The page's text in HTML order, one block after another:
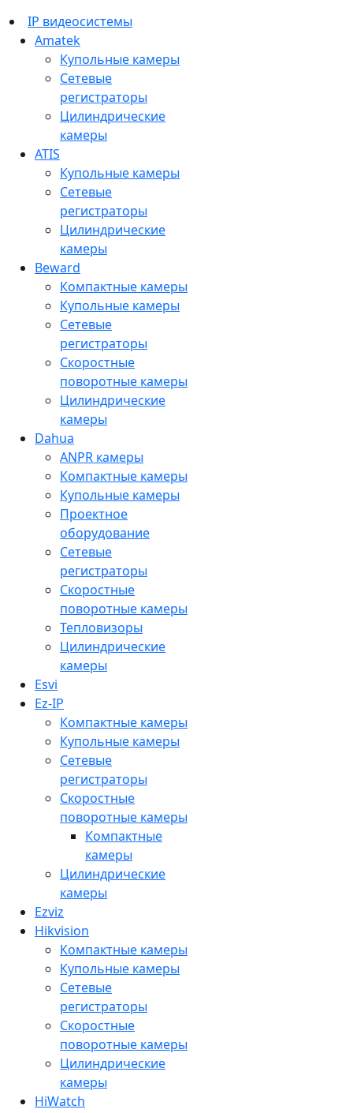
IP видеосистемы
Amatek
Купольные камеры
Сетевые
регистраторы
Цилиндрические
камеры
ATIS
Купольные камеры
Сетевые
регистраторы
Цилиндрические
камеры
Beward
Компактные камеры
Купольные камеры
Сетевые
регистраторы
Скоростные
поворотные камеры
Цилиндрические
камеры
Dahua
ANPR камеры
Компактные камеры
Купольные камеры
Проектное
оборудование
Сетевые
регистраторы
Скоростные
поворотные камеры
Тепловизоры
Цилиндрические
камеры
Esvi
Ez-IP
Компактные камеры
Купольные камеры
Сетевые
регистраторы
Скоростные
поворотные камеры
Компактные
камеры
Цилиндрические
камеры
Ezviz
Hikvision
Компактные камеры
Купольные камеры
Сетевые
регистраторы
Скоростные
поворотные камеры
Цилиндрические
камеры
HiWatch